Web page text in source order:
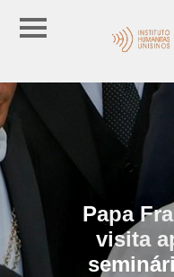
Papa
visita